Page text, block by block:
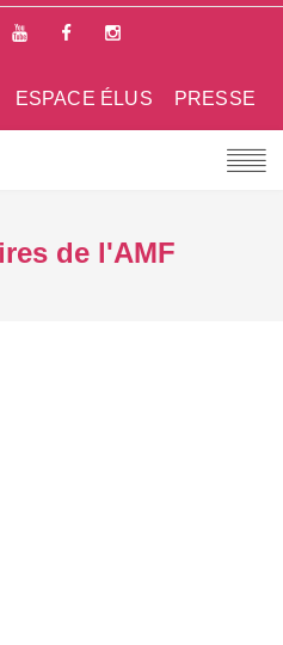
PRESSE
ESPACE ÉLUS
de l'AMF